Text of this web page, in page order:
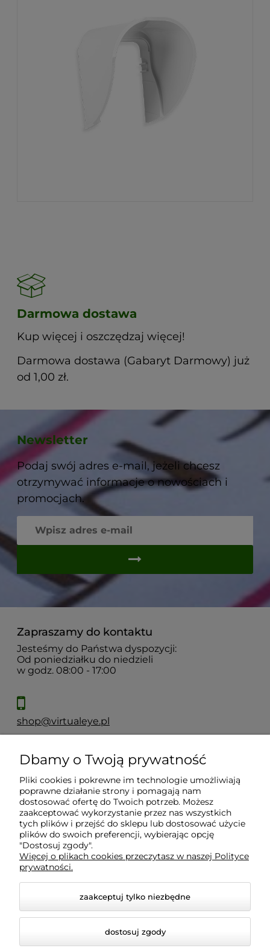
Darmowa dostawa
Kup więcej i oszczędzaj więcej!
Darmowa dostawa (Gabaryt Darmowy) już
od 1,00 zł.
Newsletter
Podaj swój adres e-mail, jeżeli chcesz
otrzymywać informacje o nowościach i
promocjach.
Zapraszamy do kontaktu
Jesteśmy do Państwa dyspozycji:
Od poniedziałku do niedzieli
w godz. 08:00 - 17:00
shop@virtualeye.pl
Moje konto
Płatności i dostawa
Informacje
O nas
Dbamy o Twoją prywatność
Pliki cookies i pokrewne im technologie umożliwiają
poprawne działanie strony i pomagają nam
dostosować ofertę do Twoich potrzeb. Możesz
zaakceptować wykorzystanie przez nas wszystkich
tych plików i przejść do sklepu lub dostosować użycie
plików do swoich preferencji, wybierając opcję
"Dostosuj zgody".
Więcej o plikach cookies przeczytasz w naszej Polityce
prywatności.
zaakceptuj tylko niezbędne
dostosuj zgody